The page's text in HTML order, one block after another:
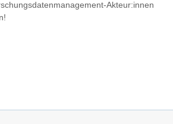
Akteur:innen